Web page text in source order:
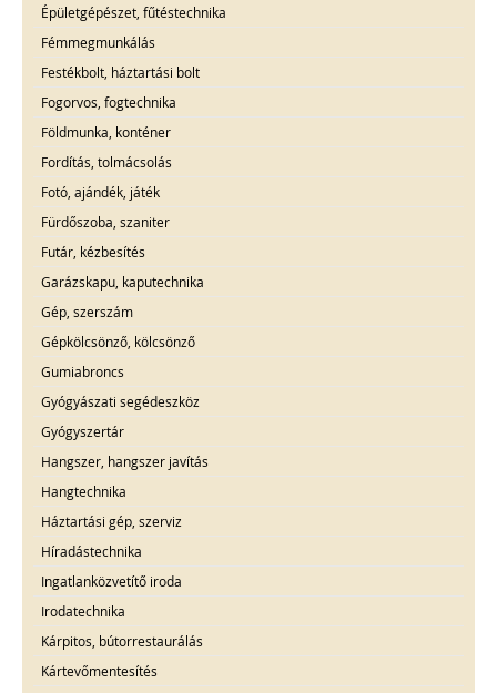
Épületgépészet, fűtéstechnika
Fémmegmunkálás
Festékbolt, háztartási bolt
Fogorvos, fogtechnika
Földmunka, konténer
Fordítás, tolmácsolás
Fotó, ajándék, játék
Fürdőszoba, szaniter
Futár, kézbesítés
Garázskapu, kaputechnika
Gép, szerszám
Gépkölcsönző, kölcsönző
Gumiabroncs
Gyógyászati segédeszköz
Gyógyszertár
Hangszer, hangszer javítás
Hangtechnika
Háztartási gép, szerviz
Híradástechnika
Ingatlanközvetítő iroda
Irodatechnika
Kárpitos, bútorrestaurálás
Kártevőmentesítés